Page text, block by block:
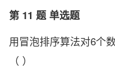
第 11 题 单选题
用冒泡排序算法对6个
（ ）